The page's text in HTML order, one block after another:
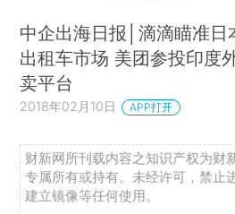
中企出海日报​│​​滴滴​瞄准​日
出租车市场​ ​美团参投印度
卖平台 ​
2018年02月10日 APP打开
财新网所刊载内容之知识产权为财
专属所有或持有。未经许可，禁止
建立镜像等任何使用。